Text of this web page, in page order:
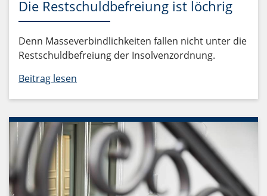
Die Restschuldbefreiung ist löchrig
Denn Masseverbindlichkeiten fallen nicht unter die
Restschuldbefreiung der Insolvenzordnung.
Beitrag lesen